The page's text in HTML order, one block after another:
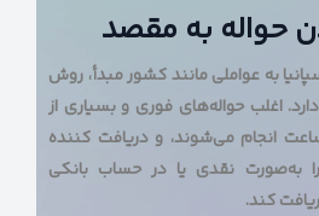
حواله به مقصد
به عواملی مانند کشور مبدأ، روش
اغلب حواله‌های فوری و بسیاری از
در کمتر از ۲۴ ساعت انجام می‌شوند، و دریافت کننده
به‌صورت نقدی یا در حساب بانکی
کند.